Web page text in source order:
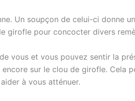
Un soupçon de celui-ci donne
girofle pour concocter divers
vous et vous pouvez sentir la
sur le clou de girofle. Cela
à vous atténuer.